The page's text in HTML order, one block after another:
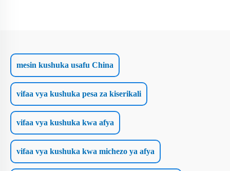
mesin kushuka usafu China
vifaa vya kushuka pesa za kiserikali
vifaa vya kushuka kwa afya
vifaa vya kushuka kwa michezo ya afya